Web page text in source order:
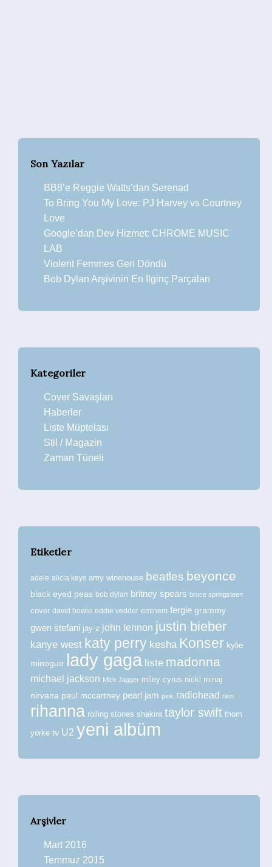
Son Yazılar
BB8’e Reggie Watts’dan Serenad
To Bring You My Love: PJ Harvey vs Courtney
Love
Google’dan Dev Hizmet: CHROME MUSIC
LAB
Violent Femmes Geri Döndü
Bob Dylan Arşivinin En İlginç Parçaları
Kategoriler
Cover Savaşları
Haberler
Liste Müptelası
Stil / Magazin
Zaman Tüneli
Etiketler
adele alicia keys amy winehouse beatles beyonce
black eyed peas bob dylan britney spears bruce springsteen
cover david bowie eddie vedder eminem fergie grammy
gwen stefani jay-z john lennon justin bieber
kanye west katy perry kesha Konser kylie
minogue lady gaga liste madonna
michael jackson Mick Jagger miley cyrus nicki minaj
nirvana paul mccartney pearl jam pink radiohead rem
rihanna rolling stones shakira taylor swift thom
yorke tv U2 yeni albüm
Arşivler
Mart 2016
Temmuz 2015